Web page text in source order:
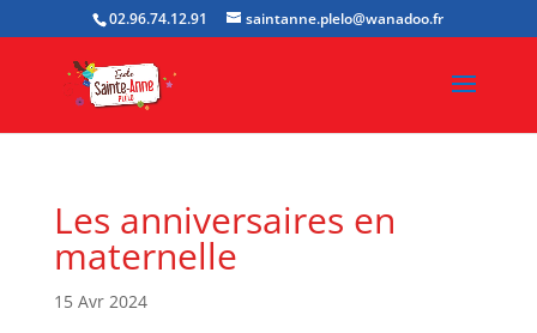
02.96.74.12.91 saintanne.plelo@wanadoo.fr
Les anniversaires en
maternelle
15 Avr 2024